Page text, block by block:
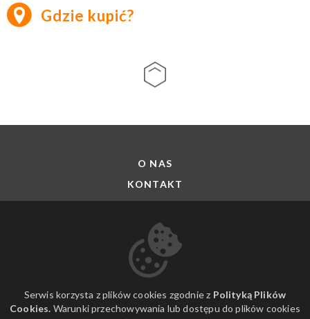
Serwis korzysta z plików cookies zgodnie z Polityką Plików
Cookies. Warunki przechowywania lub dostępu do plików cookies
Gdzie kupić?
O NAS
KONTAKT
DO POBRANIA
PROMOCJE
FILMY ARTE